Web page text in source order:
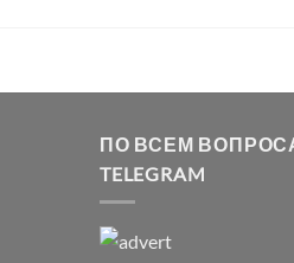
ПО ВСЕМ
TELEGRAM